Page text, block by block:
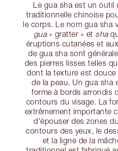
Le gua sha est un outil
traditionnelle chinoise
le corps. Le nom gua sha
gua« gratter » et sha
éruptions cutanées et
de gua sha sont
des pierres lisses telles
dont la texture est
de la peau. Un gua sha
forme à bords arrondis
contours du visage. La
extrêmement importante
d'épouser des zones
contours des yeux, le
et la ligne de la